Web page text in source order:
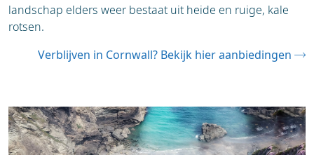
landschap elders weer bestaat uit heide en ruige, kale
rotsen.
Verblijven in Cornwall? Bekijk hier aanbiedingen